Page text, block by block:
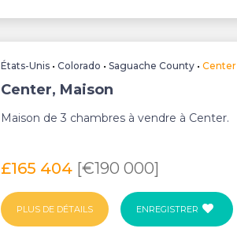
États-Unis •Colorado •Saguache County •Center
Center, Maison
Maison de 3 chambres à vendre à Center.
£165 404 [€190 000]
PLUS DE DÉTAILS ENREGISTRER